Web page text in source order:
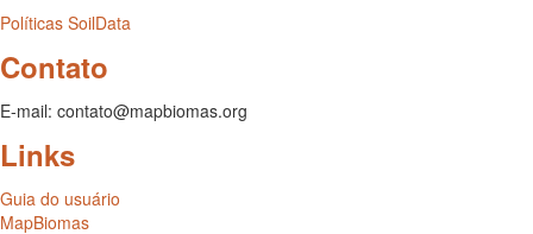
Políticas SoilData
Contato
E-mail: contato@mapbiomas.org
Links
Guia do usuário
MapBiomas